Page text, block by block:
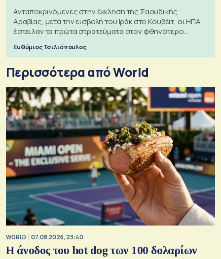
Ανταποκρινόμενες στην έκκληση της Σαουδικής
Αραβίας, μετά την εισβολή του Ιράκ στο Κουβέιτ, οι ΗΠΑ
έστειλαν τα πρώτα στρατεύματα στον φθηνότερο
Ευθύμιος Τσιλιόπουλος
Περισσότερα από World
WORLD 07.08.2026, 23:40
Η άνοδος του hot dog των 100 δολαρίων